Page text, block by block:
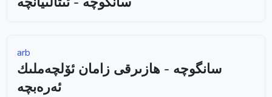
arb
سانگوچە - ھازىرقى زامان ئۆلچەملىك
ئەرەبچە